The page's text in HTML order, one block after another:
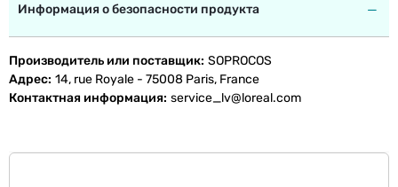
Информация о безопасности продукта
Производитель или поставщик SOPROCOS
Адрес 14, rue Royale - 75008 Paris, France
Контактная информация service_lv@loreal.com